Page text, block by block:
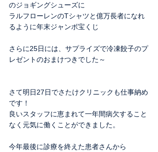
のジョギングシューズに
ラルフローレンのTシャツと億万長者になれ
るように年末ジャンボ宝くじ
さらに25日には、サプライズで冷凍餃子のプ
レゼントのおまけつきでした～
さて明日27日でさたけクリニックも仕事納め
です！
良いスタッフに恵まれて一年間病欠すること
なく元気に働くことができました。
今年最後に診療を終えた患者さんから